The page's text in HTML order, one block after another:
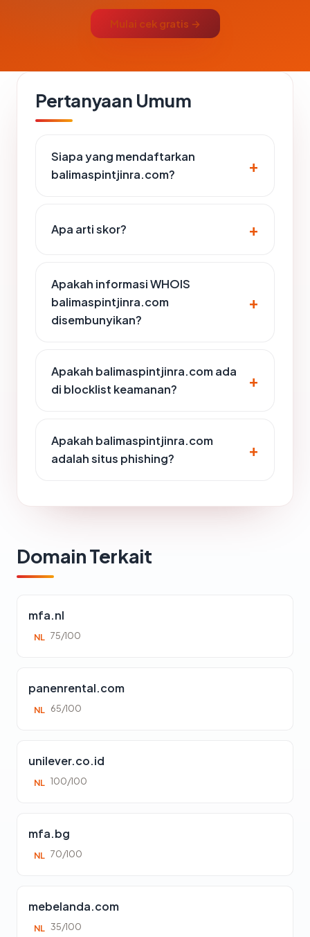
Mulai cek gratis →
Pertanyaan Umum
Siapa yang mendaftarkan
balimaspintjinra.com?
Apa arti skor?
Apakah informasi WHOIS
balimaspintjinra.com
disembunyikan?
Apakah balimaspintjinra.com ada
di blocklist keamanan?
Apakah balimaspintjinra.com
adalah situs phishing?
Domain Terkait
mfa.nl
NL 75/100
panenrental.com
NL 65/100
unilever.co.id
NL 100/100
mfa.bg
NL 70/100
mebelanda.com
NL 35/100